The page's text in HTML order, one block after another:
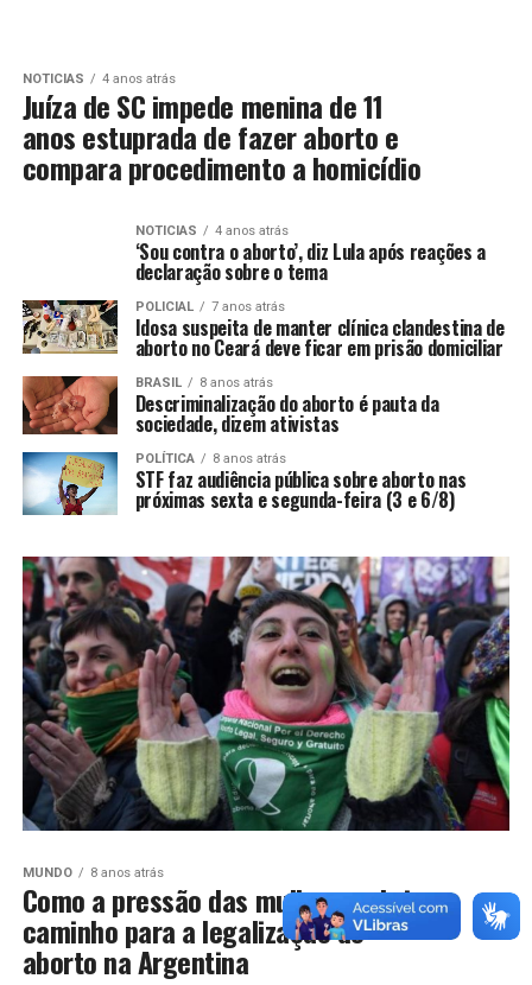
NOTICIAS 4 anos atrás
Juíza de SC impede menina de 11
anos estuprada de fazer aborto e
compara procedimento a homicídio
NOTICIAS 4 anos atrás
‘Sou contra o aborto’, diz Lula após reações a
declaração sobre o tema
POLICIAL 7 anos atrás
Idosa suspeita de manter clínica clandestina de
aborto no Ceará deve ficar em prisão domiciliar
BRASIL 8 anos atrás
Descriminalização do aborto é pauta da
sociedade, dizem ativistas
POLÍTICA 8 anos atrás
STF faz audiência pública sobre aborto nas
próximas sexta e segunda-feira (3 e 6/8)
MUNDO 8 anos atrás
Como a pressão das mulheres abriu
caminho para a legalização do
aborto na Argentina